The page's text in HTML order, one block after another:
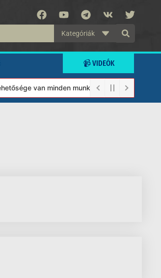
Kategóriák
📹 VIDEÓK
van minden munkánkat segíteni